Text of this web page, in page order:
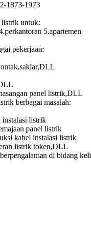
1873-1973
listrik untuk:
5.apartemen
pekerjaan:
panel listrik,DLL
berbagai masalah:
instalasi listrik
panel listrik
kabel instalasi listrik
listrik token,DLL
di bidang